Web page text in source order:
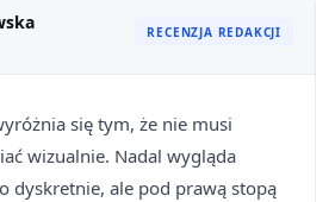
RECENZJA REDAKCJI
się tym, że nie musi
wizualnie. Nadal wygląda
dyskretnie, ale pod prawą stopą